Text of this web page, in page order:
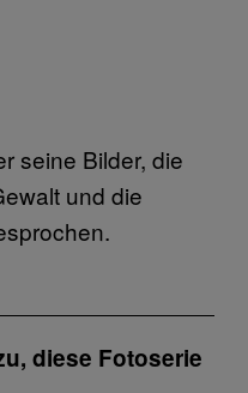
seine Bilder, die
und die
diese Fotoserie